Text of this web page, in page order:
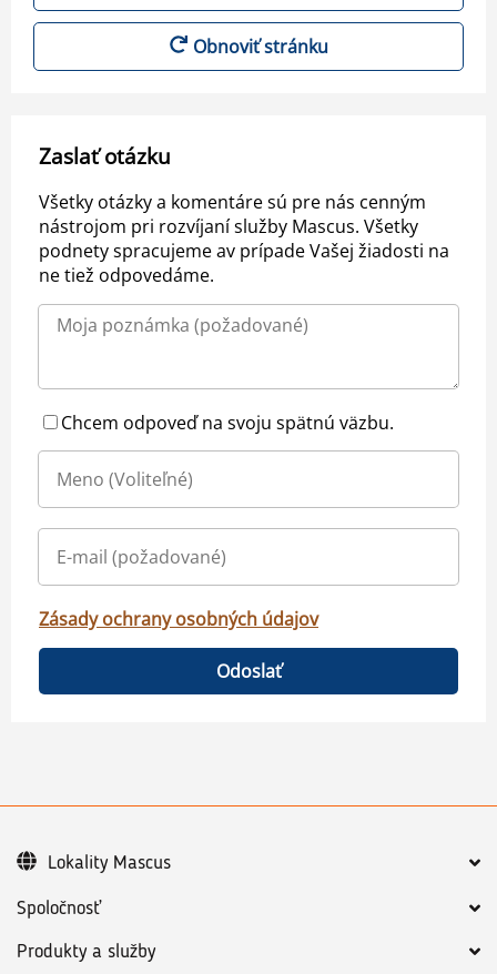
Obnoviť stránku
Zaslať otázku
Všetky otázky a komentáre sú pre nás cenným
nástrojom pri rozvíjaní služby Mascus. Všetky
podnety spracujeme av prípade Vašej žiadosti na
ne tiež odpovedáme.
Chcem odpoveď na svoju spätnú väzbu.
Zásady ochrany osobných údajov
Odoslať
Spoločnosť
Produkty a služby
Lokality Mascus